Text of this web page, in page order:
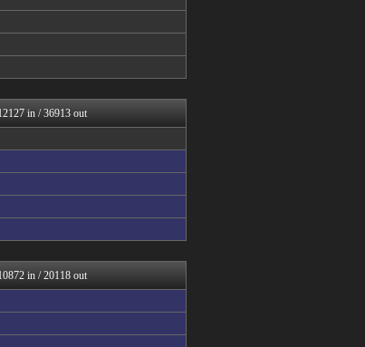
ニュースnwk
カブログ
ちゃんねる
Jクエスト
くみくす 声優まとめ
＠２ちゃんねる
!?またここのサイト?
めロッテ！
の反応スポーツ
GOAL
ク速報
in / 36913 out
in / 20118 out